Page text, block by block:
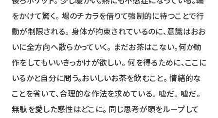
をかけて驚く。 場のチカラを借りて強制的に待つことで行
動が制限される。 身体が拘束されているのに、意識はおお
いに全方向へ散らかっていく。 まだお茶はこない。何か動
作をしてもいいきっかけが欲しい。 何を得るために、ここに
いるかと自分に問う。おいしいお茶を飲むこと。 情緒的な
ことを省いて、合理的な作法を求めている。 嘘だ。 嘘だ。
無駄を愛した感性はどこに。 同じ思考が頭をループして